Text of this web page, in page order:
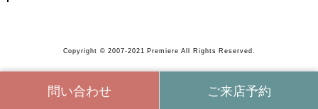
Copyright © 2007-2021 Premiere All Rights Reserved.
問い合わせ ご来店予約